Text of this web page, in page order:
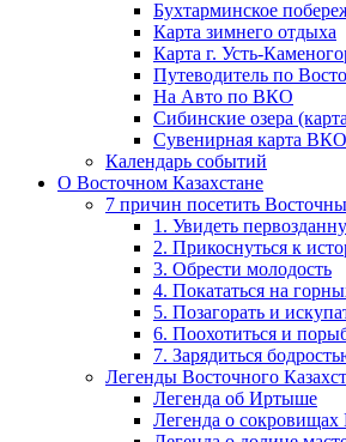
Бухтарминское
Карта зимнего отдыха
Карта г. Усть-
Путеводитель по
На Авто по ВКО
Сибинские озера
Сувенирная карта ВКО
Календарь событий
О Восточном Казахстане
7 причин посетить
1. Увидеть
2. Прикоснуться к
3. Обрести молодость
4. Покататься на
5. Позагорать и
6. Поохотиться и
7. Зарядиться
Легенды Восточного
Легенда об Иртыше
Легенда о